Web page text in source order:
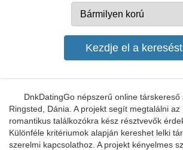
DnkDatingGo népszerű online társkereső
Ringsted, Dánia. A projekt segít megtalálni
romantikus találkozókra kész résztvevők
Különféle kritériumok alapján kereshet lelki
szerelmi kapcsolathoz. A projekt kényelmes